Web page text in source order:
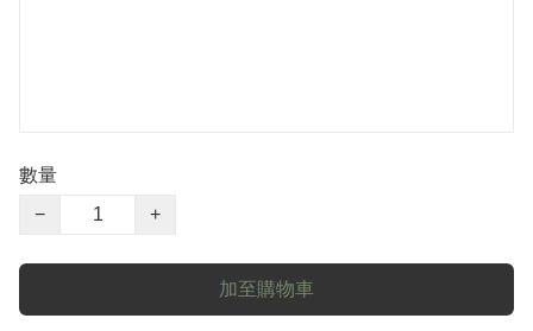
數量
−
+
加至購物車